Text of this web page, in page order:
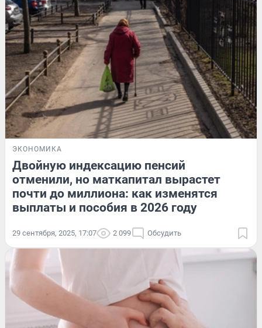
ЭКОНОМИКА
Двойную индексацию пенсий
отменили, но маткапитал вырастет
почти до миллиона: как изменятся
выплаты и пособия в 2026 году
29 сентября, 2025, 17:07 2 099 Обсудить